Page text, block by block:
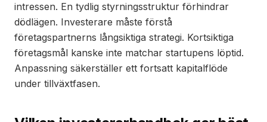
intressen. En tydlig styrningsstruktur förhindrar
dödlägen. Investerare måste förstå
företagspartnerns långsiktiga strategi. Kortsiktiga
företagsmål kanske inte matchar startupens löptid.
Anpassning säkerställer ett fortsatt kapitalflöde
under tillväxtfasen.